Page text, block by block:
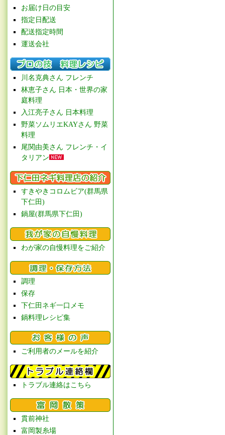
お届け日の目安
指定日配送
配送指定時間
運送会社
川名克典さん フレンチ
林恵子さん 日本・世界の家
庭料理
入江亮子さん 日本料理
野菜ソムリエKAYさん 野菜
料理
尾関由美さん フレンチ・イ
タリアン
すきやきコロムビア(群馬県
下仁田)
鍋屋(群馬県下仁田)
わが家の自慢料理をご紹介
調理
保存
下仁田ネギ一口メモ
鍋料理レシピ集
ご利用者のメールを紹介
トラブル連絡はこちら
貫前神社
富岡製糸場